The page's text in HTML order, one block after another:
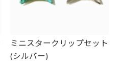
ミニスタークリップセット
(シルバー)